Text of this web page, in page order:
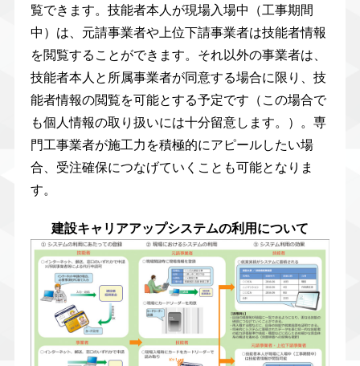
覧できます。技能者本人が現場入場中（工事期間
中）は、元請事業者や上位下請事業者は技能者情報
を閲覧することができます。それ以外の事業者は、
技能者本人と所属事業者が同意する場合に限り、技
能者情報の閲覧を可能とする予定です（この場合で
も個人情報の取り扱いには十分留意します。）。専
門工事業者が施工力を積極的にアピールしたい場
合、受注確保につなげていくことも可能となりま
す。
建設キャリアアップシステムの利用について